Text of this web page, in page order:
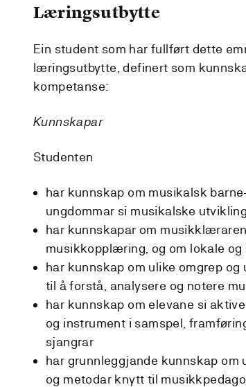
Læringsutbytte
Ein student som har fullført dette
læringsutbytte, definert som
kompetanse:
Kunnskapar
Studenten
har kunnskap om musikalsk
ungdommar si musikalske utvikling
har kunnskapar om
musikkopplæring, og om lokale
har kunnskap om ulike omgrep
til å forstå, analysere og notere
har kunnskap om elevane si
og instrument i samspel,
sjangrar
har grunnleggjande kunnskap
og metodar knytt til